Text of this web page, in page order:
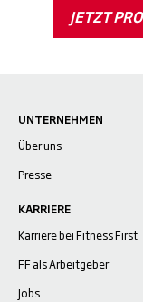
JETZT
UNTERNEHMEN
Über uns
Presse
KARRIERE
Karriere bei Fitness First
FF als Arbeitgeber
Jobs